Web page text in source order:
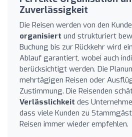
Zuverlässigkeit
Die Reisen werden von den
organisiert und strukturiert
Buchung bis zur Rückkehr wird
Ablauf garantiert, wobei auch
berücksichtigt werden. Die
mehrtägigen Reisen oder
Zustimmung. Die Reisenden
Verlässlichkeit des
dass viele Kunden zu
Reisen immer wieder empfehlen.